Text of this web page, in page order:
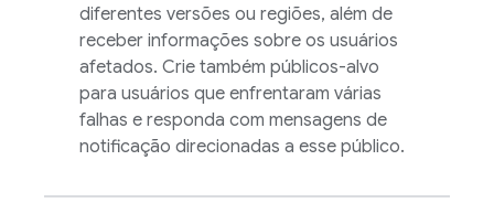
diferentes versões ou regiões, além de
receber informações sobre os usuários
afetados. Crie também públicos-alvo
para usuários que enfrentaram várias
falhas e responda com mensagens de
notificação direcionadas a esse público.